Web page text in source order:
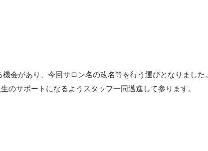
会があり、今回サロン名の改名等を行う運びとなりました。
サポートになるようスタッフ一同邁進して参ります。